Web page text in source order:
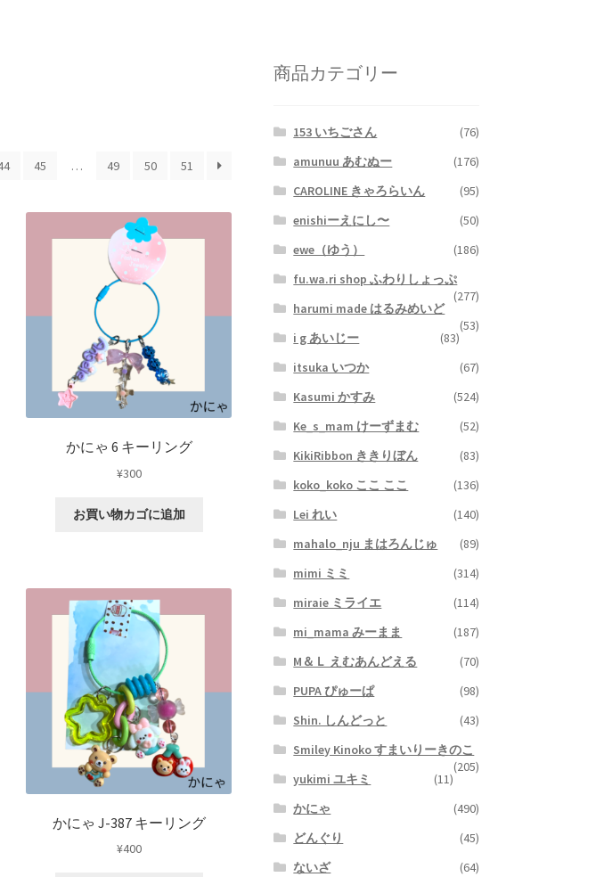
45 … 49 50 51
かにゃ 6 キーリング
¥300
お買い物カゴに追加
かにゃ J-387 キーリング
¥400
商品カテゴリー
153 いちごさん
(76)
amunuu あむぬー
(176)
CAROLINE きゃろらいん
(95)
enishiーえにし〜
(50)
ewe（ゆう）
(186)
fu.wa.ri shop ふわりしょっぷ
(277)
harumi made はるみめいど
(53)
i g あいじー
(83)
itsuka いつか
(67)
Kasumi かすみ
(524)
Ke_s_mam けーずまむ
(52)
KikiRibbon ききりぼん
(83)
koko_koko ここ ここ
(136)
Lei れい
(140)
mahalo_nju まはろんじゅ
(89)
mimi ミミ
(314)
miraie ミライエ
(114)
mi_mama みーまま
(187)
M＆Ｌ えむあんどえる
(70)
PUPA ぴゅーぱ
(98)
Shin. しんどっと
(43)
Smiley Kinoko すまいりーきのこ
(205)
yukimi ユキミ
(11)
かにゃ
(490)
どんぐり
(45)
ないざ
(64)